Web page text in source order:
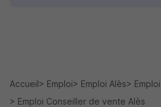
Accueil Emploi Emploi Alès
Emploi Conseiller de vente Alès